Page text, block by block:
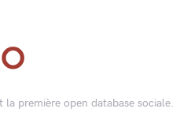
première open database sociale.